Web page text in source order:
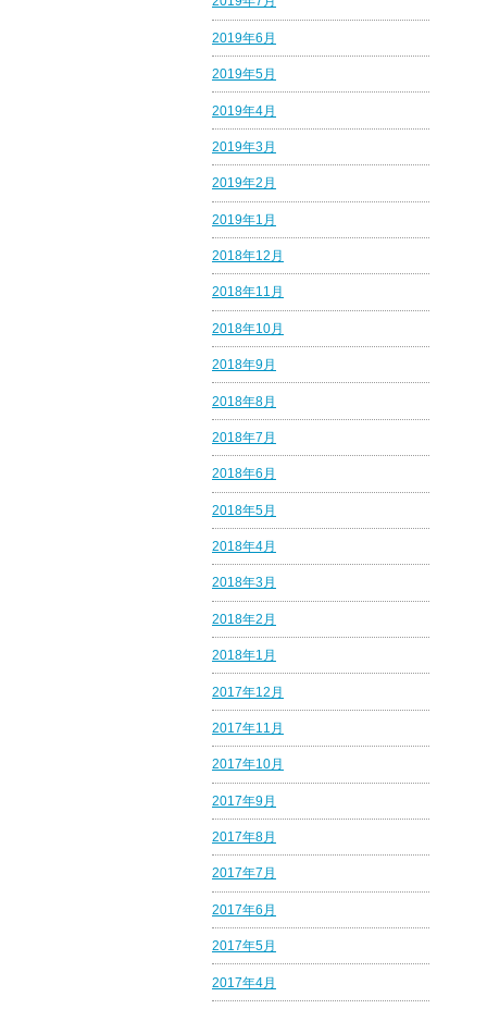
2019年6月
2019年5月
2019年4月
2019年3月
2019年2月
2019年1月
2018年12月
2018年11月
2018年10月
2018年9月
2018年8月
2018年7月
2018年6月
2018年5月
2018年4月
2018年3月
2018年2月
2018年1月
2017年12月
2017年11月
2017年10月
2017年9月
2017年8月
2017年7月
2017年6月
2017年5月
2017年4月